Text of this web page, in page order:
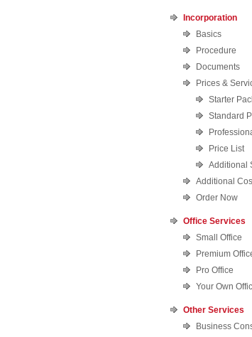
Incorporation
Basics
Procedure
Documents
Prices &
Starter
Standard
Price List
Additional
Additional
Order Now
Office Services
Small Office
Premium
Pro Office
Your Own
Other Services
Business